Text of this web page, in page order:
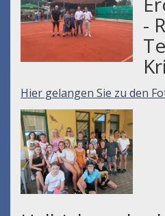
-
Hier gelangen Sie zu den